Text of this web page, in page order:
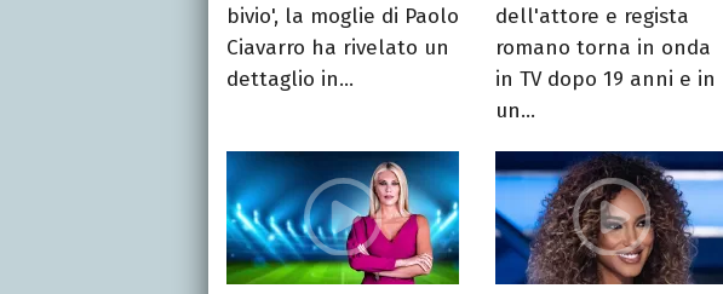
bivio', la moglie di Paolo
Ciavarro ha rivelato un
dettaglio in...
dell'attore e regista
romano torna in onda
in TV dopo 19 anni e in
un...